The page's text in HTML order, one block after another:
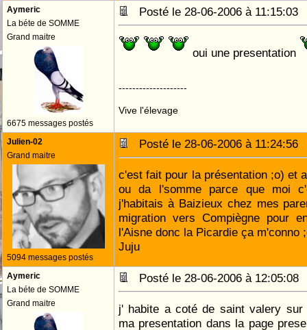
Aymeric
La béte de SOMME
Grand maitre
6675 messages postés
Posté le 28-06-2006 à
oui une presentation
--------------------
Vive l'élevage
Julien-02
Grand maitre
5094 messages postés
Posté le 28-06-2006 à
c'est fait pour la présentation ;o) et
ou da l'somme parce que moi
j'habitais à Baizieux chez mes
migration vers Compiègne pour
l'Aisne donc la Picardie ça m'conno
Juju
Aymeric
La béte de SOMME
Grand maitre
Posté le 28-06-2006 à
j' habite a coté de saint valery sur
ma presentation dans la page